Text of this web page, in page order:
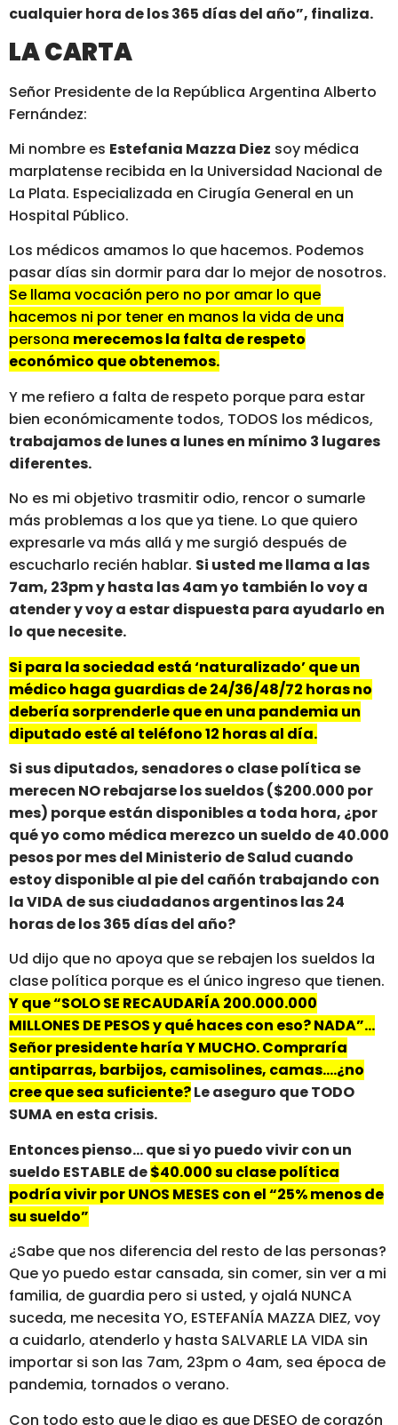
cualquier hora de los 365 días del año”, finaliza.
LA CARTA
Señor Presidente de la República Argentina Alberto
Fernández:
Mi nombre es Estefania Mazza Diez soy médica
marplatense recibida en la Universidad Nacional de
La Plata. Especializada en Cirugía General en un
Hospital Público.
Los médicos amamos lo que hacemos. Podemos
pasar días sin dormir para dar lo mejor de nosotros.
Se llama vocación pero no por amar lo que
hacemos ni por tener en manos la vida de una
persona merecemos la falta de respeto
económico que obtenemos.
Y me refiero a falta de respeto porque para estar
bien económicamente todos, TODOS los médicos,
trabajamos de lunes a lunes en mínimo 3 lugares
diferentes.
No es mi objetivo trasmitir odio, rencor o sumarle
más problemas a los que ya tiene. Lo que quiero
expresarle va más allá y me surgió después de
escucharlo recién hablar. Si usted me llama a las
7am, 23pm y hasta las 4am yo también lo voy a
atender y voy a estar dispuesta para ayudarlo en
lo que necesite.
Si para la sociedad está ‘naturalizado’ que un
médico haga guardias de 24/36/48/72 horas no
debería sorprenderle que en una pandemia un
diputado esté al teléfono 12 horas al día.
Si sus diputados, senadores o clase política se
merecen NO rebajarse los sueldos ($200.000 por
mes) porque están disponibles a toda hora, ¿por
qué yo como médica merezco un sueldo de 40.000
pesos por mes del Ministerio de Salud cuando
estoy disponible al pie del cañón trabajando con
la VIDA de sus ciudadanos argentinos las 24
horas de los 365 días del año?
Ud dijo que no apoya que se rebajen los sueldos la
clase política porque es el único ingreso que tienen.
Y que “SOLO SE RECAUDARÍA 200.000.000
MILLONES DE PESOS y qué haces con eso? NADA”…
Señor presidente haría Y MUCHO. Compraría
antiparras, barbijos, camisolines, camas….¿no
cree que sea suficiente?Le aseguro que TODO
SUMA en esta crisis.
Entonces pienso… que si yo puedo vivir con un
sueldo ESTABLE de$40.000 su clase política
podría vivir por UNOS MESES con el “25% menos de
su sueldo”
¿Sabe que nos diferencia del resto de las personas?
Que yo puedo estar cansada, sin comer, sin ver a mi
familia, de guardia pero si usted, y ojalá NUNCA
suceda, me necesita YO, ESTEFANÍA MAZZA DIEZ, voy
a cuidarlo, atenderlo y hasta SALVARLE LA VIDA sin
importar si son las 7am, 23pm o 4am, sea época de
pandemia, tornados o verano.
Con todo esto que le digo es que DESEO de corazón